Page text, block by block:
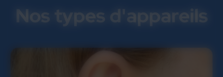
Nos types d'appareils